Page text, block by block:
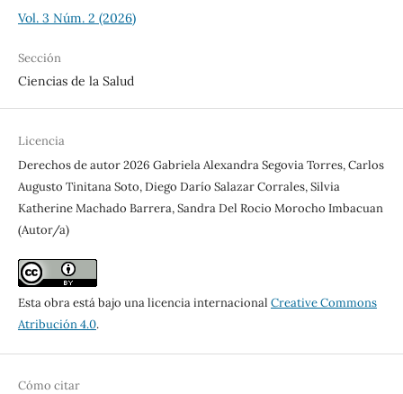
Vol. 3 Núm. 2 (2026)
Sección
Ciencias de la Salud
Licencia
Derechos de autor 2026 Gabriela Alexandra Segovia Torres, Carlos
Augusto Tinitana Soto, Diego Darío Salazar Corrales, Silvia
Katherine Machado Barrera, Sandra Del Rocio Morocho Imbacuan
(Autor/a)
Esta obra está bajo una licencia internacional Creative Commons
Atribución 4.0.
Cómo citar